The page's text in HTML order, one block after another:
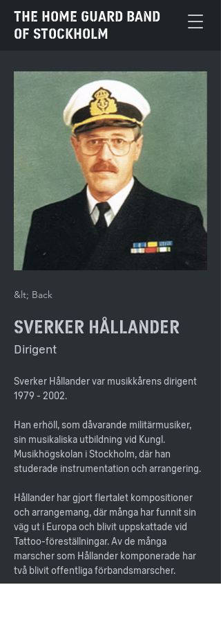
The Home Guard Band
of Stockholm
&lt; Back
Sverker Hållander
Dirigent
Sverker Hållander var musikkårens dirigent
1979 - 2002.
Han erhöll, som dåvarande militärmusiker,
sin musikaliska utbildning vid Kungl.
Musikhögskolan i Stockholm, där han
studerade instrumentation och arrangering.
Hållander har gjort flertalet kompositioner
och arrangemang, där många har funnit sin
väg ut i Europa och blivit uppskattade vid
Tattoo-föreställningar. Av de många
marscher som Hållander komponerade har
två blivit offentliga förbandsmarscher.